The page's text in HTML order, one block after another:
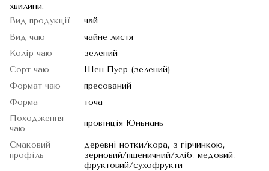
хвилини.
Вид продукції
чай
Вид чаю
чайне листя
Колір чаю
зелений
Сорт чаю
Шен Пуер (зелений)
Формат чаю
пресований
Форма
точа
Походження
чаю
провінція Юньнань
Смаковий
профіль
деревні нотки/кора, з гірчинкою,
зерновий/пшеничний/хліб, медовий,
фруктовий/сухофрукти